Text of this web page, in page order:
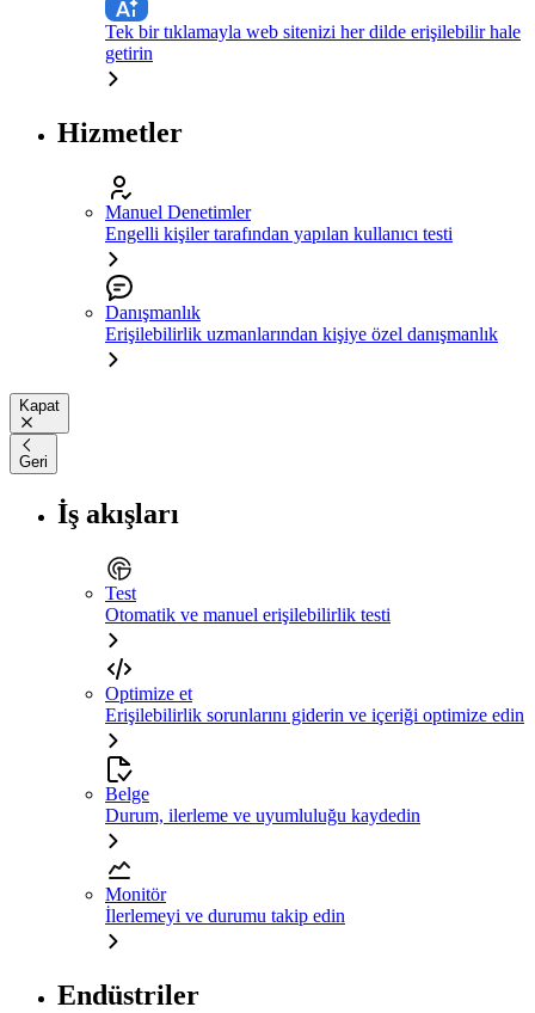
Tek bir tıklamayla web sitenizi her dilde erişilebilir hale
getirin
Hizmetler
Manuel Denetimler
Engelli kişiler tarafından yapılan kullanıcı testi
Danışmanlık
Erişilebilirlik uzmanlarından kişiye özel danışmanlık
Kapat
Geri
İş akışları
Test
Otomatik ve manuel erişilebilirlik testi
Optimize et
Erişilebilirlik sorunlarını giderin ve içeriği optimize edin
Belge
Durum, ilerleme ve uyumluluğu kaydedin
Monitör
İlerlemeyi ve durumu takip edin
Endüstriler